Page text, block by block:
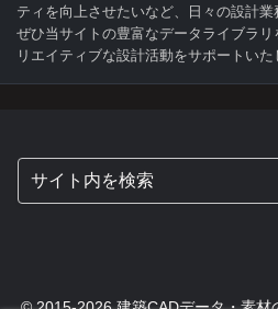
ティを向上させたいなど、日々の設計業
ぜひ当サイトの豊富なデータライブラ
リエイティブな設計活動をサポートいた